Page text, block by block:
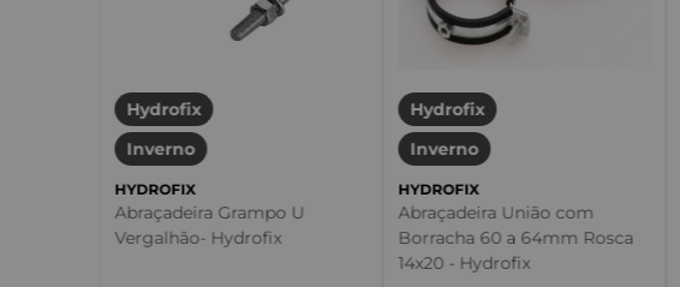
Hydrofix
Inverno
HYDROFIX
Abraçadeira Grampo U
Vergalhão- Hydrofix
Hydrofix
Inverno
HYDROFIX
Abraçadeira União com
Borracha 60 a 64mm Rosca
14x20 - Hydrofix